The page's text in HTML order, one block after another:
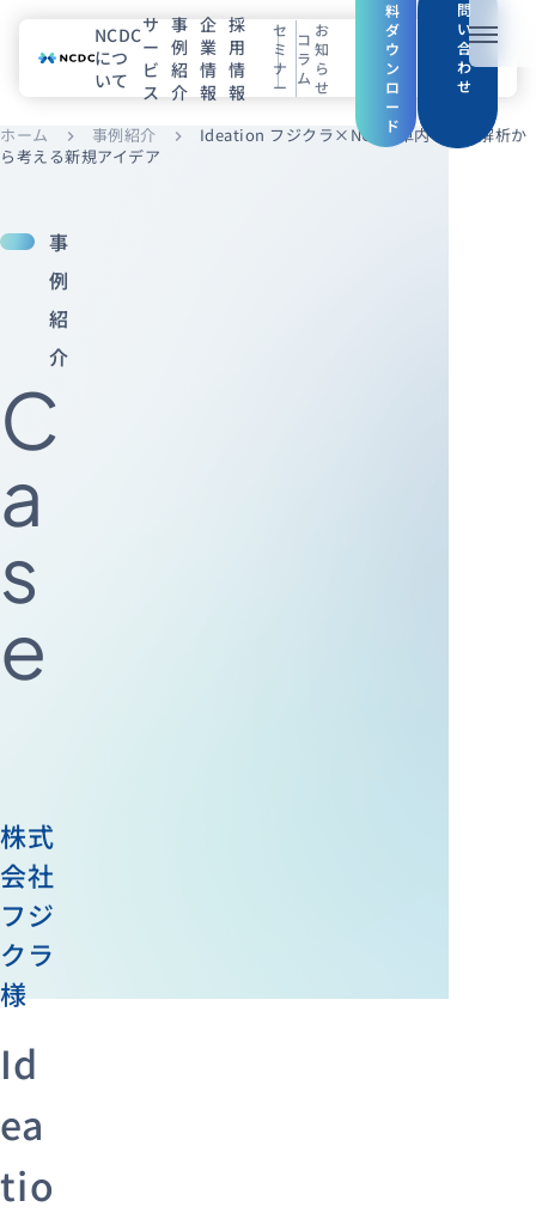
メニュ
NCDCについて
サービス
事例紹介
採用情報
セミナー
エンジニアブログ（Zenn）
お役立ち情報（PJ Insight）
NCDC
につ
いて
サ
ー
ビ
ス
事
例
紹
介
企
業
情
報
採
用
情
報
セ
ミ
ナ
ー
コ
ラ
ム
お
知
ら
せ
料
ダ
ウ
ン
ロ
ー
ド
問
い
合
わ
せ
ホーム chevron_right 事例紹介 chevron_right
Ideation フジクラ×NCDC 車内の画像解析か
ら考える新規アイデア
事
例
紹
介
C
a
s
e
株式
会社
フジ
クラ
様
Id
ea
tio